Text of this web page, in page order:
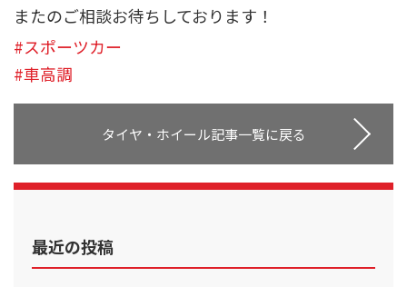
またのご相談お待ちしております！
#スポーツカー
#車高調
タイヤ・ホイール記事一覧に戻る
最近の投稿